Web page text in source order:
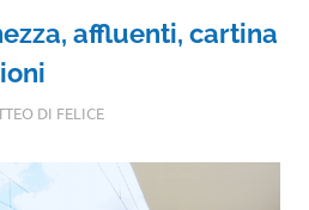
affluenti, cartina
DI FELICE